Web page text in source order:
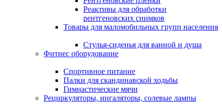
Реактивы для обработки
рентгеновских снимков
Товары для маломобильных групп населения
Стулья-сиденья для ванной и душа
Фитнес оборудование
Спортивное питание
Палки для скандинавской ходьбы
Гимнастические мячи
Рециркуляторы, ингаляторы, солевые лампы